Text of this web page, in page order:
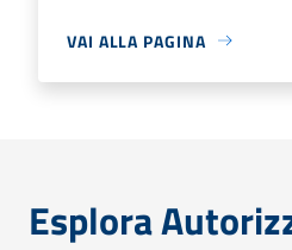
VAI ALLA PAGINA
Esplora